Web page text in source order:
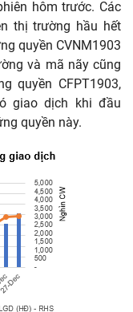
hôm trước. Các
thị trường hầu hết
quyền CVNM1903
và mã nãy cũng
quyền CFPT1903,
giao dịch khi đầu
quyền này.